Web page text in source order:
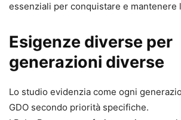
essenziali per conquistare e mantenere
Esigenze diverse per
generazioni diverse
Lo studio evidenzia come ogni
GDO secondo priorità specifiche.